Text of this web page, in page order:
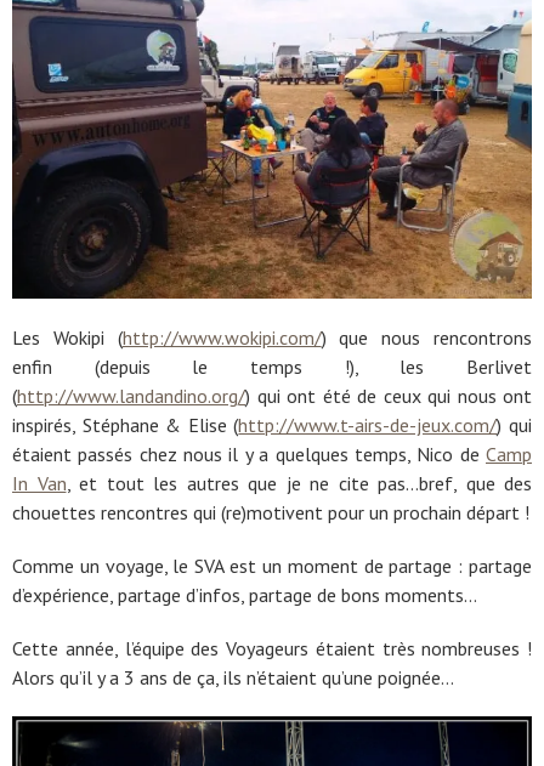
Les Wokipi (http://www.wokipi.com/) que nous rencontrons
enfin (depuis le temps !), les Berlivet
(http://www.landandino.org/) qui ont été de ceux qui nous ont
inspirés, Stéphane & Elise (http://www.t-airs-de-jeux.com/) qui
étaient passés chez nous il y a quelques temps, Nico de Camp
In Van, et tout les autres que je ne cite pas…bref, que des
chouettes rencontres qui (re)motivent pour un prochain départ !
Comme un voyage, le SVA est un moment de partage : partage
d’expérience, partage d’infos, partage de bons moments…
Cette année, l’équipe des Voyageurs étaient très nombreuses !
Alors qu’il y a 3 ans de ça, ils n’étaient qu’une poignée…